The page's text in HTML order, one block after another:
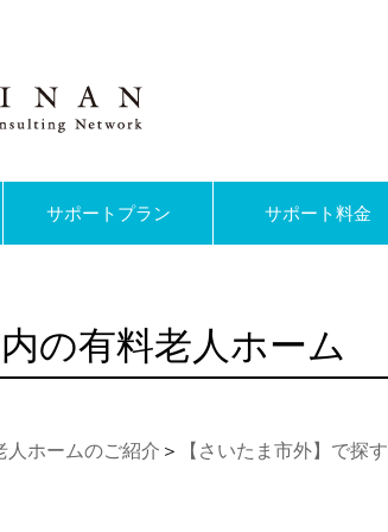
サポートプラン サポート料金
の有料老人ホーム
人ホームのご紹介 ＞ 【さいたま市外】で探す